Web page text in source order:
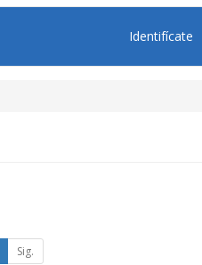
Identifícate
Sig.